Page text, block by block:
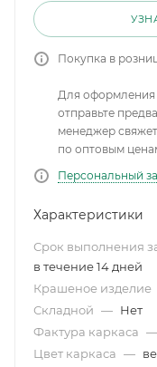
Покупка в
Для оформления
отправьте
менеджер
по оптовым
Персональный
Характеристики
Срок выполнения
в течение 14 дней
Крашеное изделие
Складной — Нет
Фактура каркаса —
Цвет каркаса —